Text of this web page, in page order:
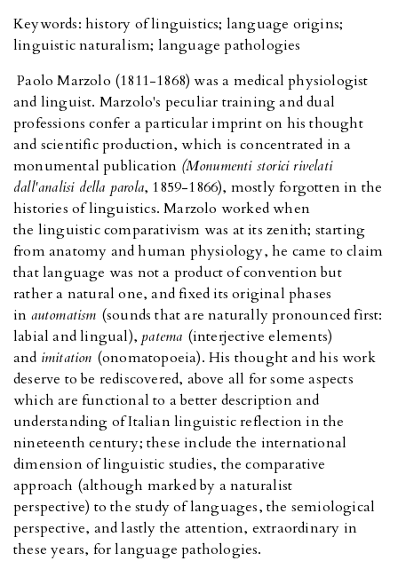
Keywords: history of linguistics; language origins;
linguistic naturalism; language pathologies
Paolo Marzolo (1811-1868) was a medical physiologist
and linguist. Marzolo's peculiar training and dual
professions confer a particular imprint on his thought
and scientific production, which is concentrated in a
monumental publication (Monumenti storici rivelati
dall'analisi della parola, 1859-1866), mostly forgotten in the
histories of linguistics. Marzolo worked when
the linguistic comparativism was at its zenith; starting
from anatomy and human physiology, he came to claim
that language was not a product of convention but
rather a natural one, and fixed its original phases
in automatism (sounds that are naturally pronounced first:
labial and lingual), patema (interjective elements)
and imitation (onomatopoeia). His thought and his work
deserve to be rediscovered, above all for some aspects
which are functional to a better description and
understanding of Italian linguistic reflection in the
nineteenth century; these include the international
dimension of linguistic studies, the comparative
approach (although marked by a naturalist
perspective) to the study of languages, the semiological
perspective, and lastly the attention, extraordinary in
these years, for language pathologies.